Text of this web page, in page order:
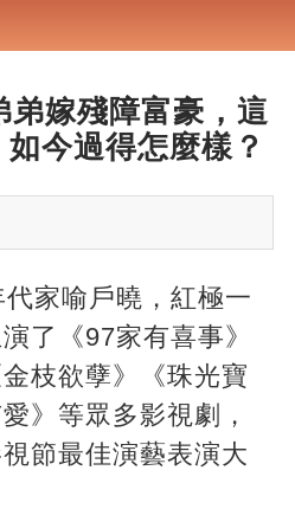
弟嫁殘障富豪，這
今過得怎麼樣？
家喻戶曉，紅極一
了《97家有喜事》
枝欲孽》《珠光寶
》等眾多影視劇，
節最佳演藝表演大